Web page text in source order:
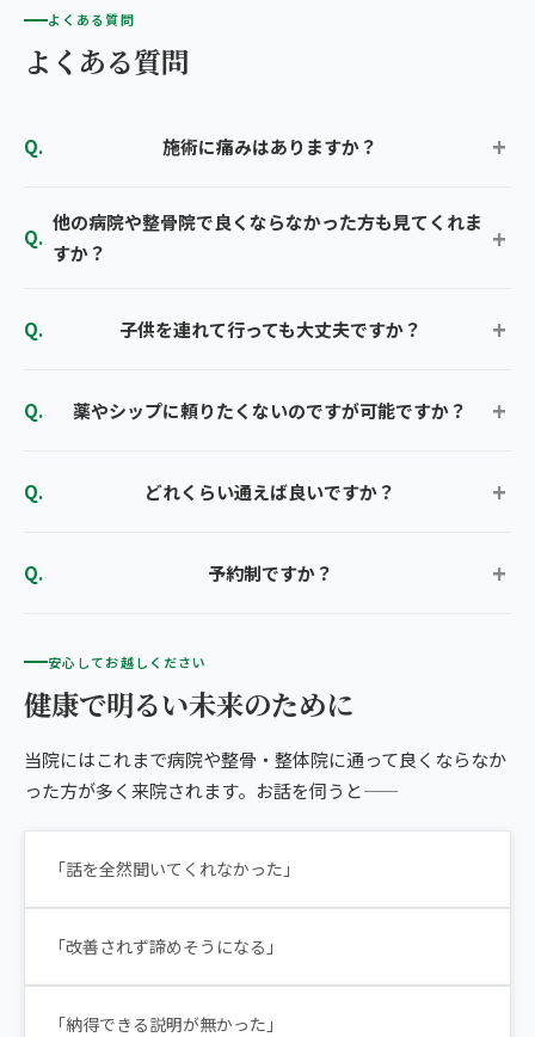
よくある質問
よくある質問
施術に痛みはありますか？
他の病院や整骨院で良くならなかった方も見てくれま
すか？
子供を連れて行っても大丈夫ですか？
薬やシップに頼りたくないのですが可能ですか？
どれくらい通えば良いですか？
予約制ですか？
安心してお越しください
健康で明るい未来のために
当院にはこれまで病院や整骨・整体院に通って良くならなか
った方が多く来院されます。お話を伺うと――
「話を全然聞いてくれなかった」
「改善されず諦めそうになる」
「納得できる説明が無かった」